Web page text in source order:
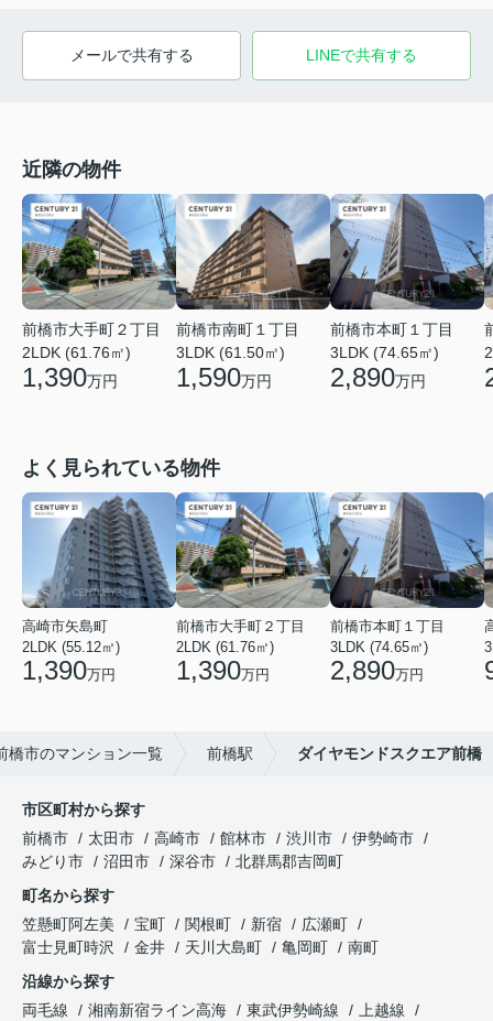
メールで共有する LINEで共有する
近隣の物件
前橋市大手町２丁目
2LDK (61.76㎡)
1,390万円
前橋市南町１丁目
3LDK (61.50㎡)
1,590万円
前橋市本町１丁目
3LDK (74.65㎡)
2,890万円
よく見られている物件
高崎市矢島町
2LDK (55.12㎡)
1,390万円
前橋市大手町２丁目
2LDK (61.76㎡)
1,390万円
前橋市本町１丁目
3LDK (74.65㎡)
2,890万円
橋市のマンション一覧 前橋駅 ダイヤモンドスクエア前橋
市区町村から探す
前橋市
太田市 高崎市 館林市 渋川市
伊勢崎市
みどり市
沼田市 深谷市
北群馬郡吉岡町
町名から探す
笠懸町阿左美
宝町 関根町 新宿
広瀬町
富士見町時沢
金井 天川大島町 亀岡町
南町
沿線から探す
両毛線
湘南新宿ライン高海 東武伊勢崎線
上越線